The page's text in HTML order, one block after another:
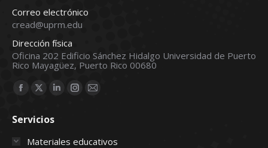
Correo electrónico
cread@uprm.edu
Dirección física
Oficina 202 Edificio Sánchez Hidalgo Universidad de Puerto
Rico Mayagüez, Puerto Rico 00680
Find us on:
Facebook
opens
X
opens
in
Linkedin
in
Instagram
in
Mail
in
Servicios
Materiales educativos